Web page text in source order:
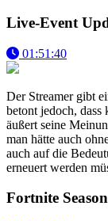
Live-Event
01:51:40
Der Streamer gibt
betont jedoch,
äußert seine
man hätte auch
auch auf die
erneuert werden
Fortnite